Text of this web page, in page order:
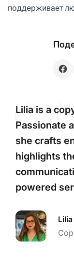
поддерживает
Lilia is a
Passionate
she crafts
highlights
powered